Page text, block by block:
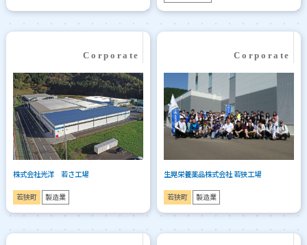
株式会社光洋 若さ工場
若狭町 製造業
生晃栄養薬品株式会社 若狭工場
若狭町 製造業